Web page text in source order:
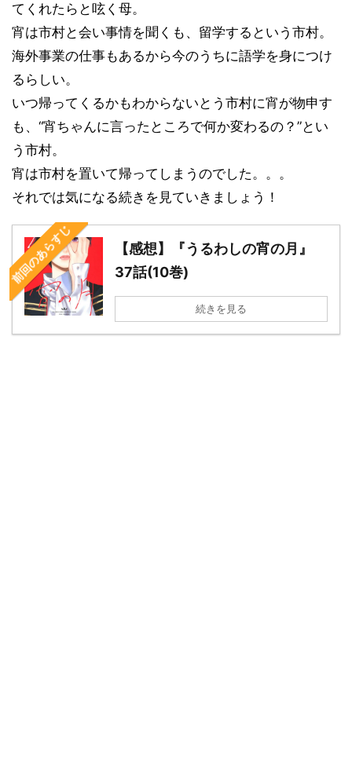
てくれたらと呟く母。
宵は市村と会い事情を聞くも、留学するという市村。
海外事業の仕事もあるから今のうちに語学を身につけ
るらしい。
いつ帰ってくるかもわからないとう市村に宵が物申す
も、“宵ちゃんに言ったところで何か変わるの？”とい
う市村。
宵は市村を置いて帰ってしまうのでした。。。
それでは気になる続きを見ていきましょう！
前回のあらすじ
【感想】『うるわしの宵の月』
37話(10巻)
続きを見る